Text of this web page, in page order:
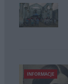
INFORMACJE